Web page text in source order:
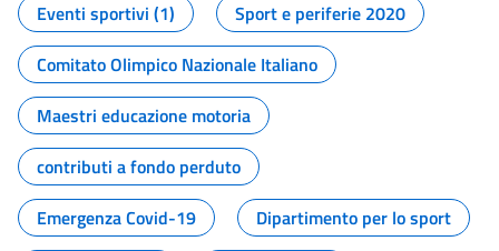
Eventi sportivi (1)
Sport e periferie 2020
Comitato Olimpico Nazionale Italiano
Maestri educazione motoria
contributi a fondo perduto
Emergenza Covid-19
Dipartimento per lo sport